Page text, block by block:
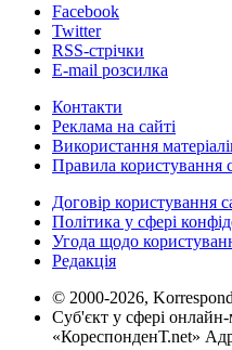
Facebook
Twitter
RSS-стрічки
E-mail розсилка
Контакти
Реклама на сайті
Використання
Правила користування
Договір користування
Політика у сфері
Угода щодо
Редакція
© 2000-2026,
Суб'єкт у сфері
«КореспонденТ.net»